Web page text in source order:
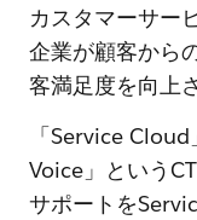
カスタマーサー
企業が顧客から
客満足度を向上
「Service
Voice」という
サポートを